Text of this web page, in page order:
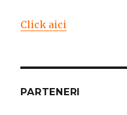
Click aici
PARTENERI